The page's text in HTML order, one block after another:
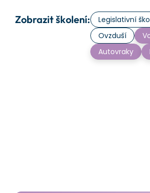
Zobrazit školení: Legislativní
Ovzduší
Autovraky